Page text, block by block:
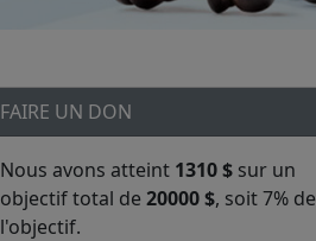
FAIRE UN DON
Nous avons atteint 1310 $ sur un
objectif total de 20000 $, soit 7% de
l'objectif.